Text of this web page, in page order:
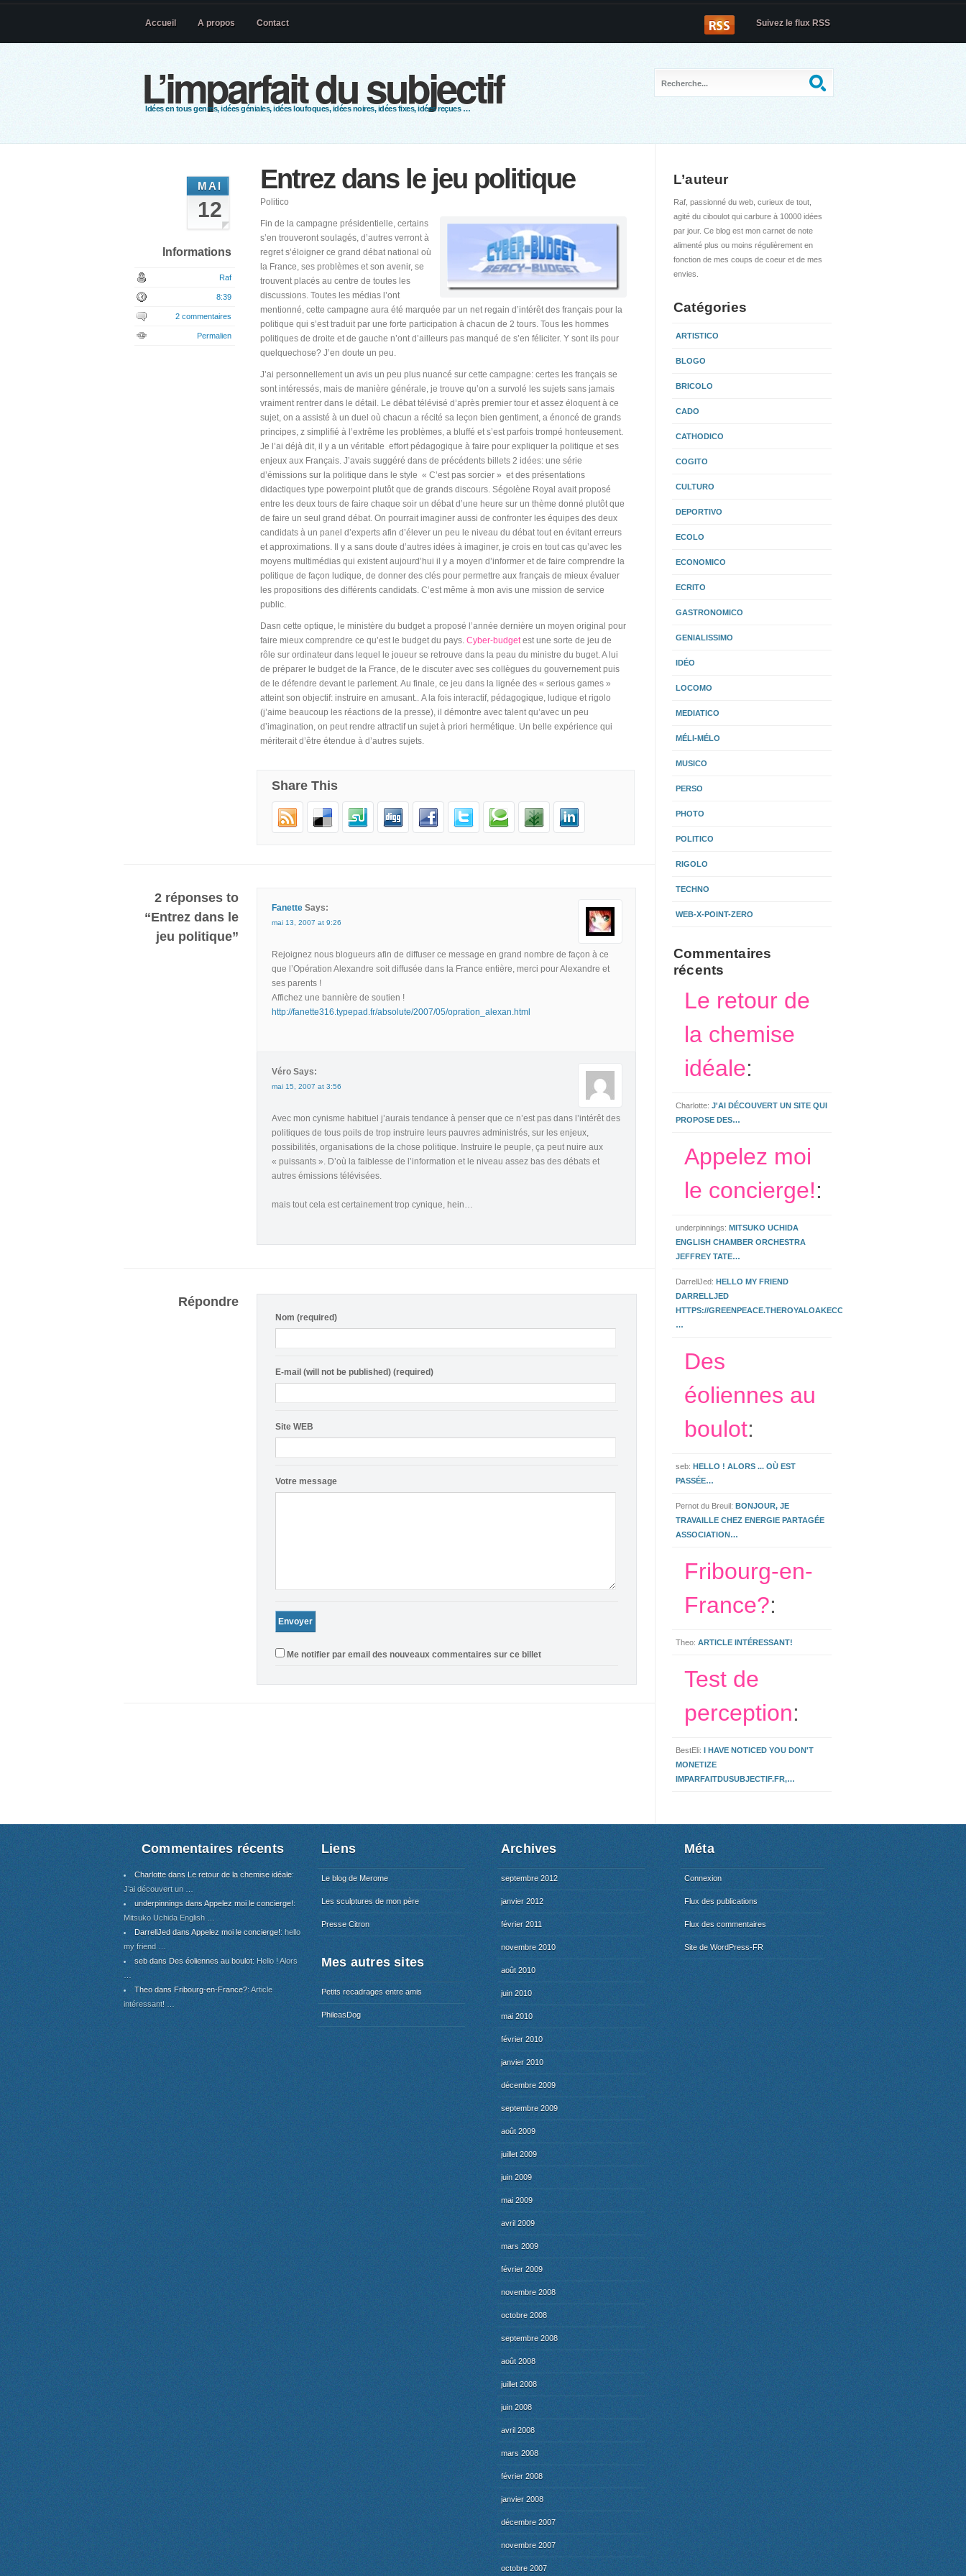
L’imparfait du subjectif
Idées en tous genres, idées géniales, idées loufoques, idées noires, idées fixes, idées reçues …
Accueil A propos Contact Suivez le flux RSS
Entrez dans le jeu politique
Politico
Fin de la campagne présidentielle, certains
s’en trouveront soulagés, d’autres verront à
regret s’éloigner ce grand débat national où
la France, ses problèmes et son avenir, se
trouvent placés au centre de toutes les
discussions. Toutes les médias l’ont
mentionné, cette campagne aura été marquée par un net regain d’intérêt des français pour la
politique qui s’est traduit par une forte participation à chacun de 2 tours. Tous les hommes
politiques de droite et de gauche n’ont d’ailleurs pas manqué de s’en féliciter. Y sont ils pour
quelquechose? J’en doute un peu.
J’ai personnellement un avis un peu plus nuancé sur cette campagne: certes les français se
sont intéressés, mais de manière générale, je trouve qu’on a survolé les sujets sans jamais
vraiment rentrer dans le détail. Le débat télévisé d’après premier tour et assez éloquent à ce
sujet, on a assisté à un duel où chacun a récité sa leçon bien gentiment, a énoncé de grands
principes, z simplifié à l’extrême les problèmes, a bluffé et s’est parfois trompé honteusement.
Je l’ai déjà dit, il y a un véritable effort pédagogique à faire pour expliquer la politique et ses
enjeux aux Français. J’avais suggéré dans de précédents billets 2 idées: une série
d’émissions sur la politique dans le style « C’est pas sorcier » et des présentations
didactiques type powerpoint plutôt que de grands discours. Ségolène Royal avait proposé
entre les deux tours de faire chaque soir un débat d’une heure sur un thème donné plutôt que
de faire un seul grand débat. On pourrait imaginer aussi de confronter les équipes des deux
candidats à un panel d’experts afin d’élever un peu le niveau du débat tout en évitant erreurs
et approximations. Il y a sans doute d’autres idées à imaginer, je crois en tout cas qu’avec les
moyens multimédias qui existent aujourd’hui il y a moyen d’informer et de faire comprendre la
politique de façon ludique, de donner des clés pour permettre aux français de mieux évaluer
les propositions des différents candidats. C’est même à mon avis une mission de service
public.
Dasn cette optique, le ministère du budget a proposé l’année dernière un moyen original pour
faire mieux comprendre ce qu’est le budget du pays. Cyber-budgetest une sorte de jeu de
rôle sur ordinateur dans lequel le joueur se retrouve dans la peau du ministre du buget. A lui
de préparer le budget de la France, de le discuter avec ses collègues du gouvernement puis
de le défendre devant le parlement. Au finale, ce jeu dans la lignée des « serious games »
atteint son objectif: instruire en amusant.. A la fois interactif, pédagogique, ludique et rigolo
(j’aime beaucoup les réactions de la presse), il démontre avec talent qu’avec un peu
d’imagination, on peut rendre attractif un sujet à priori hermétique. Un belle expérience qui
mériterait d’être étendue à d’autres sujets.
Share This
MAI
12
Informations
Raf
8:39
2 commentaires
Permalien
2 réponses to
“Entrez dans le
jeu politique”
Fanette Says:
mai 13, 2007 at 9:26
Rejoignez nous blogueurs afin de diffuser ce message en grand nombre de façon à ce
que l’Opération Alexandre soit diffusée dans la France entière, merci pour Alexandre et
ses parents !
Affichez une bannière de soutien !
http://fanette316.typepad.fr/absolute/2007/05/opration_alexan.html
Véro Says:
mai 15, 2007 at 3:56
Avec mon cynisme habituel j’aurais tendance à penser que ce n’est pas dans l’intérêt des
politiques de tous poils de trop instruire leurs pauvres administrés, sur les enjeux,
possibilités, organisations de la chose politique. Instruire le peuple, ça peut nuire aux
« puissants ». D’où la faiblesse de l’information et le niveau assez bas des débats et
autres émissions télévisées.
mais tout cela est certainement trop cynique, hein…
Répondre
Nom (required)
E-mail (will not be published) (required)
Site WEB
Votre message
Me notifier par email des nouveaux commentaires sur ce billet
L’auteur
Raf, passionné du web, curieux de tout,
agité du ciboulot qui carbure à 10000 idées
par jour. Ce blog est mon carnet de note
alimenté plus ou moins régulièrement en
fonction de mes coups de coeur et de mes
envies.
Catégories
ARTISTICO
BLOGO
BRICOLO
CADO
CATHODICO
COGITO
CULTURO
DEPORTIVO
ECOLO
ECONOMICO
ECRITO
GASTRONOMICO
GENIALISSIMO
IDÉO
LOCOMO
MEDIATICO
MÉLI-MÉLO
MUSICO
PERSO
PHOTO
POLITICO
RIGOLO
TECHNO
WEB-X-POINT-ZERO
Commentaires
récents
Le retour de
la chemise
idéale:
Charlotte: J'AI DÉCOUVERT UN SITE QUI
PROPOSE DES…
Appelez moi
le concierge!:
underpinnings: MITSUKO UCHIDA
ENGLISH CHAMBER ORCHESTRA
JEFFREY TATE…
DarrellJed: HELLO MY FRIEND
DARRELLJED
HTTPS://GREENPEACE.THEROYALOAKECCLESHALL.CO.UK/3.HTML
…
Des
éoliennes au
boulot:
seb: HELLO ! ALORS ... OÙ EST
PASSÉE…
Pernot du Breuil: BONJOUR, JE
TRAVAILLE CHEZ ENERGIE PARTAGÉE
ASSOCIATION…
Fribourg-en-
France?:
Theo: ARTICLE INTÉRESSANT!
Test de
perception:
BestEli: I HAVE NOTICED YOU DON'T
MONETIZE
IMPARFAITDUSUBJECTIF.FR,…
Commentaires récents
Charlotte dans Le retour de la chemise idéale:
J’ai découvert un …
underpinnings dans Appelez moi le concierge!:
Mitsuko Uchida English …
DarrellJed dans Appelez moi le concierge!: hello
my friend …
seb dans Des éoliennes au boulot: Hello ! Alors
Theo dans Fribourg-en-France?: Article
intéressant! …
Liens
Le blog de Merome
Les sculptures de mon père
Presse Citron
Mes autres sites
Petits recadrages entre amis
PhileasDog
Archives
septembre 2012
janvier 2012
février 2011
novembre 2010
août 2010
juin 2010
mai 2010
février 2010
janvier 2010
décembre 2009
septembre 2009
août 2009
juillet 2009
juin 2009
mai 2009
avril 2009
mars 2009
février 2009
novembre 2008
octobre 2008
septembre 2008
août 2008
juillet 2008
juin 2008
avril 2008
mars 2008
février 2008
janvier 2008
décembre 2007
novembre 2007
octobre 2007
Méta
Connexion
Flux des publications
Flux des commentaires
Site de WordPress-FR